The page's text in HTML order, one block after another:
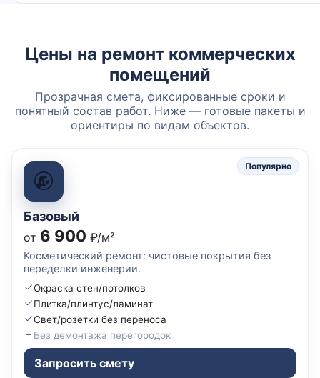
Цены на ремонт коммерческих
помещений
Прозрачная смета, фиксированные сроки и
понятный состав работ. Ниже — готовые пакеты и
ориентиры по видам объектов.
Популярно
Базовый
от 6 900 ₽/м²
Косметический ремонт: чистовые покрытия без
переделки инженерии.
Окраска стен/потолков
Плитка/плинтус/ламинат
Свет/розетки без переноса
Без демонтажа перегородок
Запросить смету